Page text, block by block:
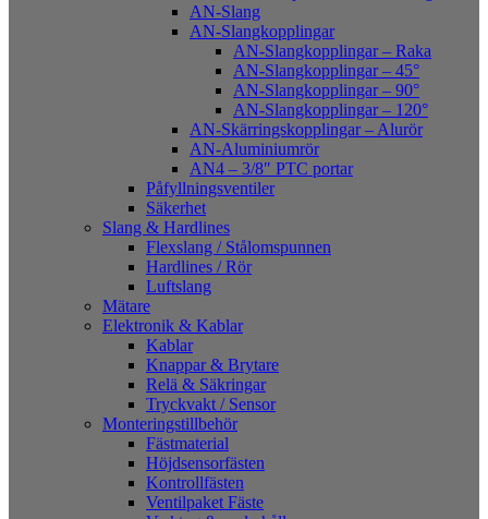
AN-Slang
AN-Slangkopplingar
AN-Slangkopplingar – Raka
AN-Slangkopplingar – 45°
AN-Slangkopplingar – 90°
AN-Slangkopplingar – 120°
AN-Skärringskopplingar – Alurör
AN-Aluminiumrör
AN4 – 3/8″ PTC portar
Påfyllningsventiler
Säkerhet
Slang & Hardlines
Flexslang / Stålomspunnen
Hardlines / Rör
Luftslang
Mätare
Elektronik & Kablar
Kablar
Knappar & Brytare
Relä & Säkringar
Tryckvakt / Sensor
Monteringstillbehör
Fästmaterial
Höjdsensorfästen
Kontrollfästen
Ventilpaket Fäste